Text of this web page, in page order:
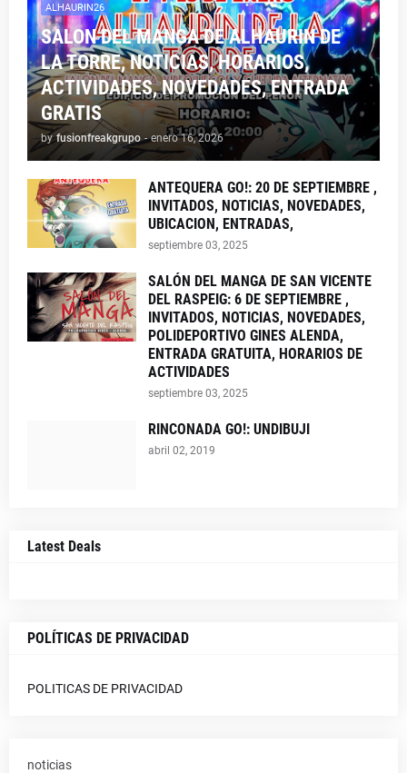
ALHAURIN26
SALON DEL MANGA DE ALHAURIN DE
LA TORRE, NOTICIAS, HORARIOS,
ACTIVIDADES, NOVEDADES, ENTRADA
GRATIS
by fusionfreakgrupo - enero 16, 2026
ANTEQUERA GO!: 20 DE SEPTIEMBRE ,
INVITADOS, NOTICIAS, NOVEDADES,
UBICACION, ENTRADAS,
septiembre 03, 2025
SALÓN DEL MANGA DE SAN VICENTE
DEL RASPEIG: 6 DE SEPTIEMBRE ,
INVITADOS, NOTICIAS, NOVEDADES,
POLIDEPORTIVO GINES ALENDA,
ENTRADA GRATUITA, HORARIOS DE
ACTIVIDADES
septiembre 03, 2025
RINCONADA GO!: UNDIBUJI
abril 02, 2019
Latest Deals
POLÍTICAS DE PRIVACIDAD
POLITICAS DE PRIVACIDAD
noticias